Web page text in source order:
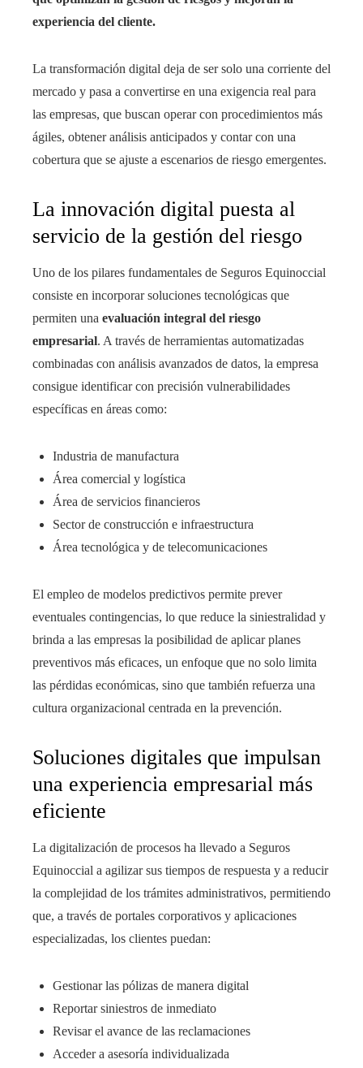
experiencia del cliente.
La transformación digital deja de ser solo una corriente del
mercado y pasa a convertirse en una exigencia real para
las empresas, que buscan operar con procedimientos más
ágiles, obtener análisis anticipados y contar con una
cobertura que se ajuste a escenarios de riesgo emergentes.
La innovación digital puesta al
servicio de la gestión del riesgo
Uno de los pilares fundamentales de Seguros Equinoccial
consiste en incorporar soluciones tecnológicas que
permiten una evaluación integral del riesgo
empresarial. A través de herramientas automatizadas
combinadas con análisis avanzados de datos, la empresa
consigue identificar con precisión vulnerabilidades
específicas en áreas como:
Industria de manufactura
Área comercial y logística
Área de servicios financieros
Sector de construcción e infraestructura
Área tecnológica y de telecomunicaciones
El empleo de modelos predictivos permite prever
eventuales contingencias, lo que reduce la siniestralidad y
brinda a las empresas la posibilidad de aplicar planes
preventivos más eficaces, un enfoque que no solo limita
las pérdidas económicas, sino que también refuerza una
cultura organizacional centrada en la prevención.
Soluciones digitales que impulsan
una experiencia empresarial más
eficiente
La digitalización de procesos ha llevado a Seguros
Equinoccial a agilizar sus tiempos de respuesta y a reducir
la complejidad de los trámites administrativos, permitiendo
que, a través de portales corporativos y aplicaciones
especializadas, los clientes puedan:
Gestionar las pólizas de manera digital
Reportar siniestros de inmediato
Revisar el avance de las reclamaciones
Acceder a asesoría individualizada